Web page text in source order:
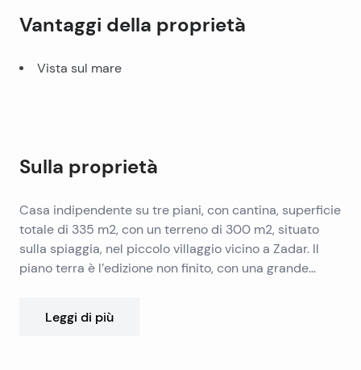
Vantaggi della proprietà
Vista sul mare
Sulla proprietà
Casa indipendente su tre piani, con cantina, superficie
totale di 335 m2, con un terreno di 300 m2, situato
sulla spiaggia, nel piccolo villaggio vicino a Zadar. Il
piano terra è l’edizione non finito, con una grande
che, su ogni piano ci sono due appartamenti con una
Leggi di più